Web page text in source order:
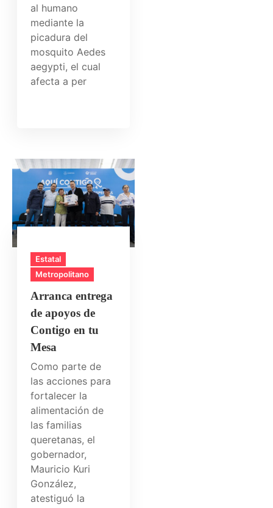
al humano
mediante la
picadura del
mosquito Aedes
aegypti, el cual
afecta a per
Estatal
Metropolitano
Arranca entrega
de apoyos de
Contigo en tu
Mesa
Como parte de
las acciones para
fortalecer la
alimentación de
las familias
queretanas, el
gobernador,
Mauricio Kuri
González,
atestiguó la